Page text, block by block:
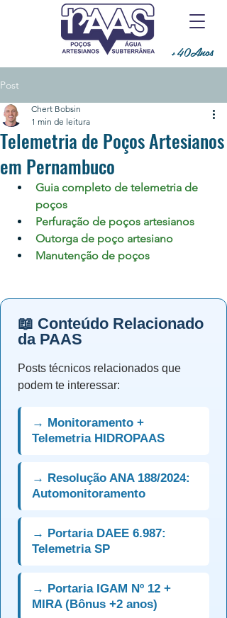
+40Anos
Post
Telemetria de Poços Artesianos
em Pernambuco
Chert Bobsin
1 min de leitura
Guia completo de telemetria de
poços
Perfuração de poços artesianos
Outorga de poço artesiano
Manutenção de poços
📖 Conteúdo Relacionado
da PAAS
Posts técnicos relacionados que
podem te interessar:
→ Monitoramento +
Telemetria HIDROPAAS
→ Resolução ANA 188/2024:
Automonitoramento
→ Portaria DAEE 6.987:
Telemetria SP
→ Portaria IGAM Nº 12 +
MIRA (Bônus +2 anos)